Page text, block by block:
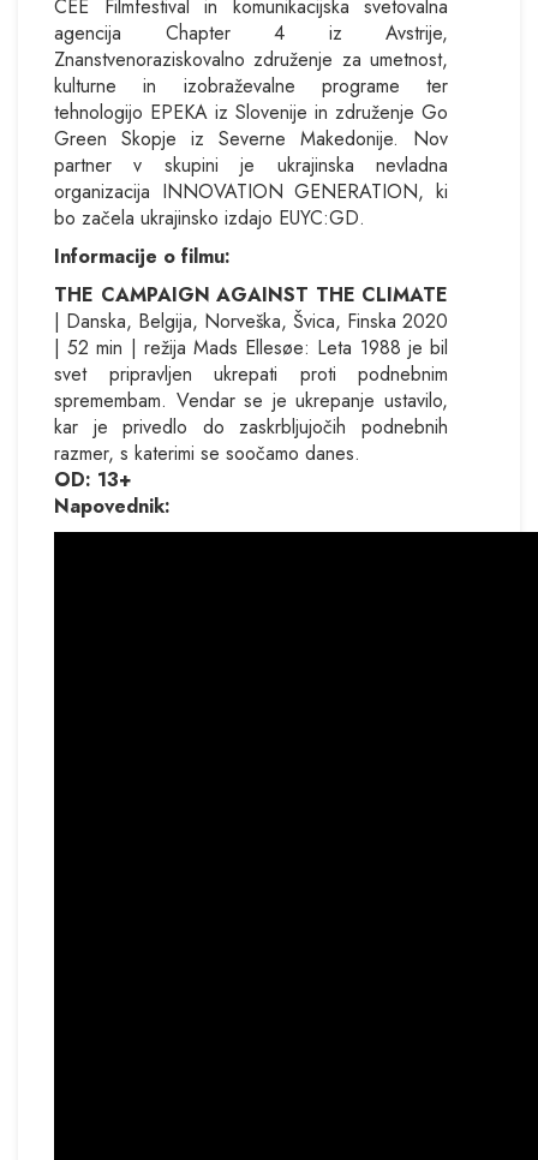
CEE Filmfestival in komunikacijska svetovalna
agencija Chapter 4 iz Avstrije,
Znanstvenoraziskovalno združenje za umetnost,
kulturne in izobraževalne programe ter
tehnologijo EPEKA iz Slovenije in združenje Go
Green Skopje iz Severne Makedonije. Nov
partner v skupini je ukrajinska nevladna
organizacija INNOVATION GENERATION, ki
bo začela ukrajinsko izdajo EUYC:GD.
Informacije o filmu:
THE CAMPAIGN AGAINST THE CLIMATE
| Danska, Belgija, Norveška, Švica, Finska 2020
| 52 min | režija Mads Ellesøe: Leta 1988 je bil
svet pripravljen ukrepati proti podnebnim
spremembam. Vendar se je ukrepanje ustavilo,
kar je privedlo do zaskrbljujočih podnebnih
razmer, s katerimi se soočamo danes.
OD: 13+
Napovednik: